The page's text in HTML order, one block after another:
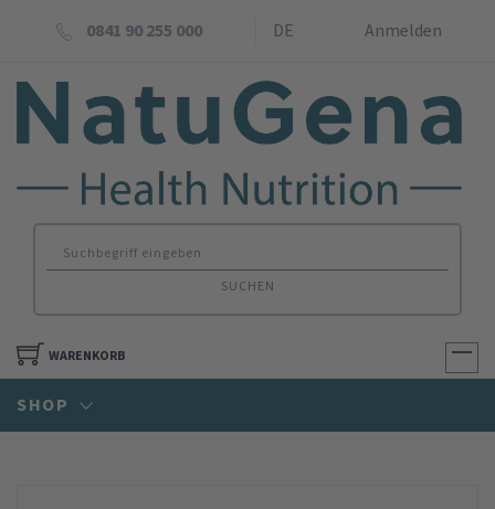
0841 90 255 000 DE Anmelden
SUCHEN
WARENKORB
SHOP